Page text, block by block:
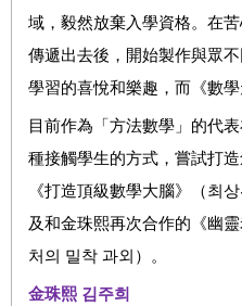
域，毅然放棄入學資格。在
傳遞出去後，開始製作與眾
學習的喜悅和樂趣，而《數
目前作為「方法數學」的代
種接觸學生的方式，嘗試打
《打造頂級數學大腦》（최
及和金珠熙再次合作的《幽
처의 밀착 과외）。
金珠熙 김주희